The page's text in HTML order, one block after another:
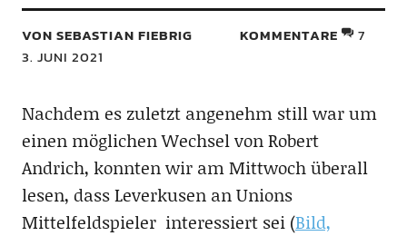
VON SEBASTIAN FIEBRIG
3. JUNI 2021
KOMMENTARE 7
Nachdem es zuletzt angenehm still war um
einen möglichen Wechsel von Robert
Andrich, konnten wir am Mittwoch überall
lesen, dass Leverkusen an Unions
Mittelfeldspieler interessiert sei (Bild,